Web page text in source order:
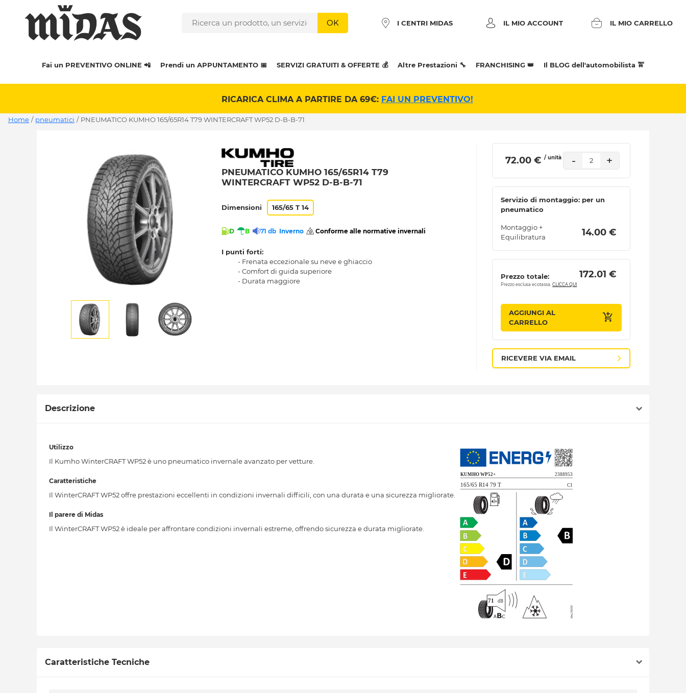
OK I CENTRI MIDAS IL MIO ACCOUNT IL MIO CARRELLO
Fai un PREVENTIVO ONLINE 📲 Prendi un APPUNTAMENTO 📅 SERVIZI GRATUITI & OFFERTE 💰 Altre Prestazioni 🔧 FRANCHISING 👑 Il BLOG dell'automobilista 🚖
RICARICA CLIMA A PARTIRE DA 69€: FAI UN PREVENTIVO!
Home / pneumatici / PNEUMATICO KUMHO 165/65R14 T79 WINTERCRAFT WP52 D-B-B-71
PNEUMATICO KUMHO 165/65R14 T79
WINTERCRAFT WP52 D-B-B-71
Dimensioni 165/65 T 14
D B 71 db Inverno Conforme alle normative invernali
I punti forti:
- Frenata eccezionale su neve e ghiaccio
- Comfort di guida superiore
- Durata maggiore
72.00 € / unità - 2 +
Servizio di montaggio: per un
pneumatico
Montaggio +
Equilibratura
14.00 €
Prezzo totale: 172.01 €
Prezzo esclusa ecotassa.CLICCA QUI
AGGIUNGI AL
CARRELLO
RICEVERE VIA EMAIL
Descrizione
Utilizzo
Il Kumho WinterCRAFT WP52 è uno pneumatico invernale avanzato per vetture.
Caratteristiche
Il WinterCRAFT WP52 offre prestazioni eccellenti in condizioni invernali difficili, con una durata e una sicurezza migliorate.
Il parere di Midas
Il WinterCRAFT WP52 è ideale per affrontare condizioni invernali estreme, offrendo sicurezza e durata migliorate.
Caratteristiche Tecniche